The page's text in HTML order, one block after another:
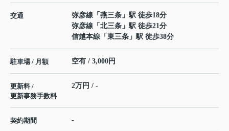
交通 弥彦線 「 燕三条 」駅 徒歩18分
弥彦線 「 北三条 」駅 徒歩21分
信越本線 「 東三条 」駅 徒歩38分
駐車場 / 月額 空有 / 3,000円
更新料 /
更新事務手数料
2万円 / -
契約期間 -